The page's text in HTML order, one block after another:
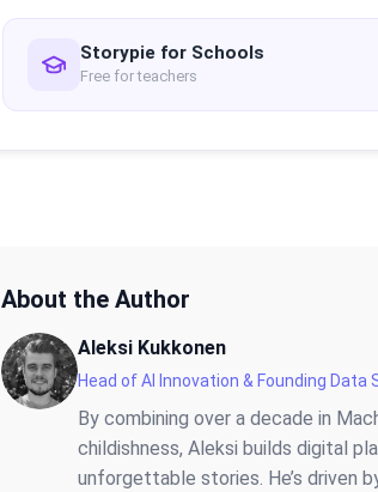
Storypie for Schools
Free for teachers
About the Author
Aleksi Kukkonen
Head of AI Innovation & Founding Data
By combining over a decade in
childishness, Aleksi builds digital
unforgettable stories. He’s driven